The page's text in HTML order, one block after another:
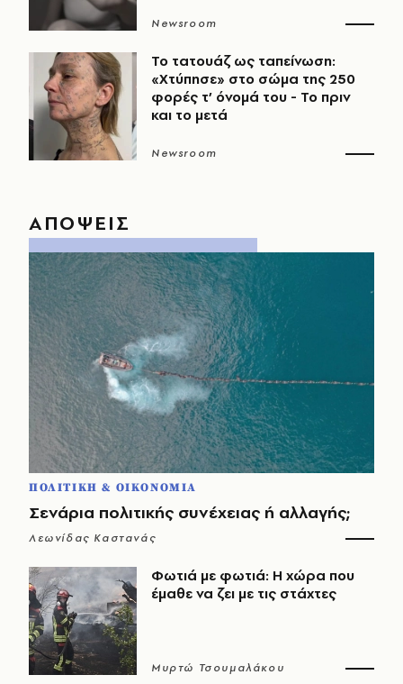
Newsroom
Το τατουάζ ως ταπείνωση:
«Χτύπησε» στο σώμα της 250
φορές τ’ όνομά του - Το πριν
και το μετά
Newsroom
ΑΠΟΨΕΙΣ
ΠΟΛΙΤΙΚΗ & ΟΙΚΟΝΟΜΙΑ
Σενάρια πολιτικής συνέχειας ή αλλαγής;
Λεωνίδας Καστανάς
Φωτιά με φωτιά: Η χώρα που
έμαθε να ζει με τις στάχτες
Μυρτώ Τσουμαλάκου